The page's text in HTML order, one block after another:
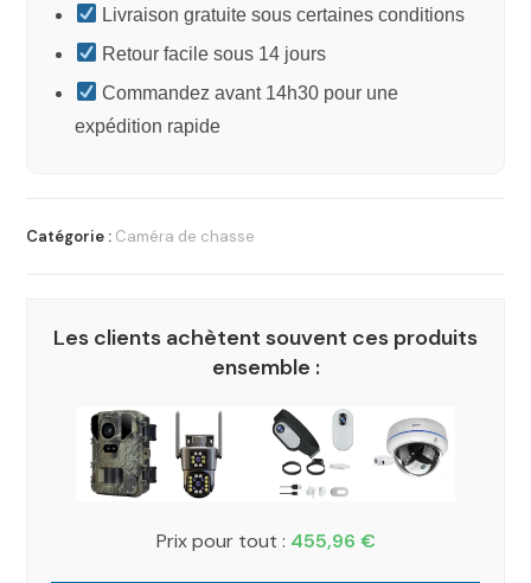
Livraison gratuite sous certaines conditions
Retour facile sous 14 jours
Commandez avant 14h30 pour une
expédition rapide
Catégorie : Caméra de chasse
Les clients achètent souvent ces produits
ensemble :
Prix pour tout : 455,96 €